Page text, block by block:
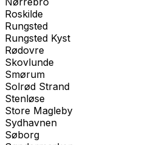
Roskilde
Rungsted
Rungsted Kyst
Rødovre
Skovlunde
Smørum
Solrød Strand
Stenløse
Store Magleby
Sydhavnen
Søborg